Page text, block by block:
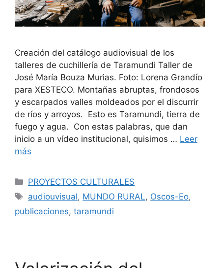
Creación del catálogo audiovisual de los
talleres de cuchillería de Taramundi Taller de
José María Bouza Murias. Foto: Lorena Grandío
para XESTECO. Montañas abruptas, frondosos
y escarpados valles moldeados por el discurrir
de ríos y arroyos. Esto es Taramundi, tierra de
fuego y agua. Con estas palabras, que dan
inicio a un vídeo institucional, quisimos … Leer
más
PROYECTOS CULTURALES
audiouvisual, MUNDO RURAL, Oscos-Eo,
publicaciones, taramundi